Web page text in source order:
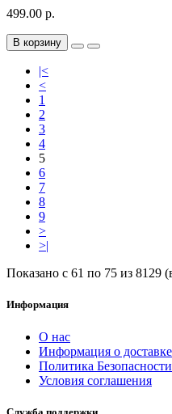
499.00 р.
В корзину
|<
<
1
2
3
4
5
6
7
8
9
>
>|
Показано с 61 по 75 из 8129
Информация
О нас
Информация о доставке
Политика Безопасности
Условия соглашения